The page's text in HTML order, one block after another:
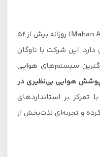
هواپیمایی ماهان (به انگلیسی: Mahan Air) روزانه بیش از 52
دارد. این شرکت با ناوگان
سیستم‌های هوایی
هوایی بی‌نظیری در
تمرکز بر استانداردهای
کرده و تجربه‌ای لذت‌بخش از